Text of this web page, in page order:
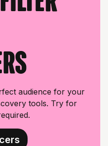
audience for your
tools. Try for